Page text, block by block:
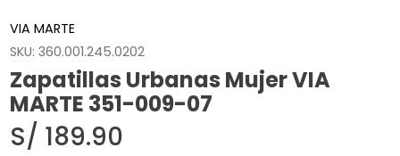
VIA MARTE
SKU:360.001.245.0202
Zapatillas Urbanas Mujer VIA
MARTE 351-009-07
S/ 189.90